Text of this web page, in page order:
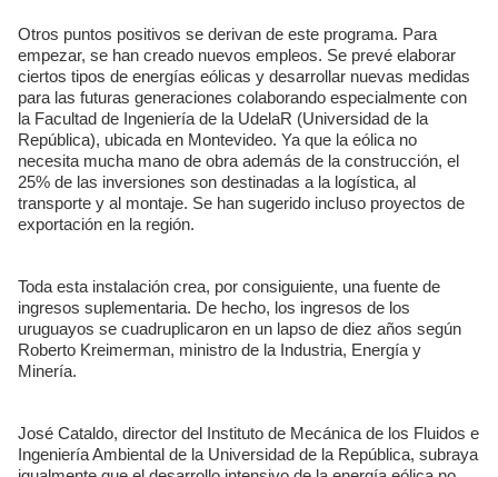
Otros puntos positivos se derivan de este programa. Para
empezar, se han creado nuevos empleos. Se prevé elaborar
ciertos tipos de energías eólicas y desarrollar nuevas medidas
para las futuras generaciones colaborando especialmente con
la Facultad de Ingeniería de la UdelaR (Universidad de la
República), ubicada en Montevideo. Ya que la eólica no
necesita mucha mano de obra además de la construcción, el
25% de las inversiones son destinadas a la logística, al
transporte y al montaje. Se han sugerido incluso proyectos de
exportación en la región.
Toda esta instalación crea, por consiguiente, una fuente de
ingresos suplementaria. De hecho, los ingresos de los
uruguayos se cuadruplicaron en un lapso de diez años según
Roberto Kreimerman, ministro de la Industria, Energía y
Minería.
José Cataldo, director del Instituto de Mecánica de los Fluidos e
Ingeniería Ambiental de la Universidad de la República, subraya